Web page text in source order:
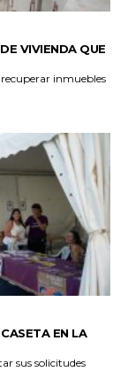
VIVIENDA QUE
inmuebles
EN LA
sus solicitudes